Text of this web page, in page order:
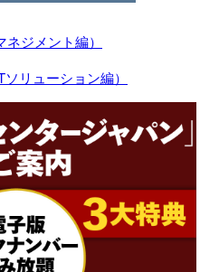
ジメント編）
リューション編）